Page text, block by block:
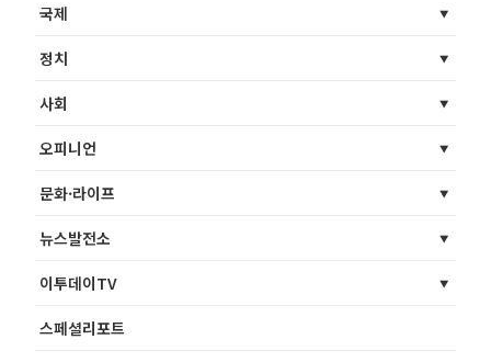
국제
정치
사회
오피니언
문화·라이프
뉴스발전소
이투데이TV
스페셜리포트